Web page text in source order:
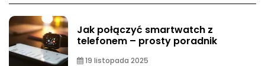
Jak połączyć smartwatch z
telefonem – prosty poradnik
19 listopada 2025